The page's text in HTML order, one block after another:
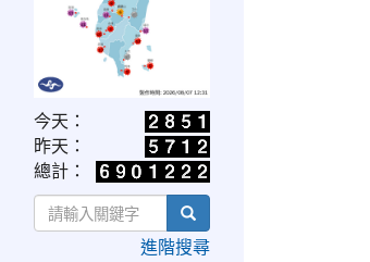
link
to
https://www.cwa.gov.tw/V8/C/W/OBS_UVI.html
今天：
昨天：
總計：
search
進階搜尋